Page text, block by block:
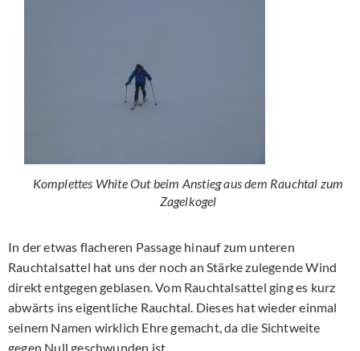
Komplettes White Out beim Anstieg aus dem Rauchtal zum
Zagelkogel
In der etwas flacheren Passage hinauf zum unteren
Rauchtalsattel hat uns der noch an Stärke zulegende Wind
direkt entgegen geblasen. Vom Rauchtalsattel ging es kurz
abwärts ins eigentliche Rauchtal. Dieses hat wieder einmal
seinem Namen wirklich Ehre gemacht, da die Sichtweite
gegen Null geschwunden ist.